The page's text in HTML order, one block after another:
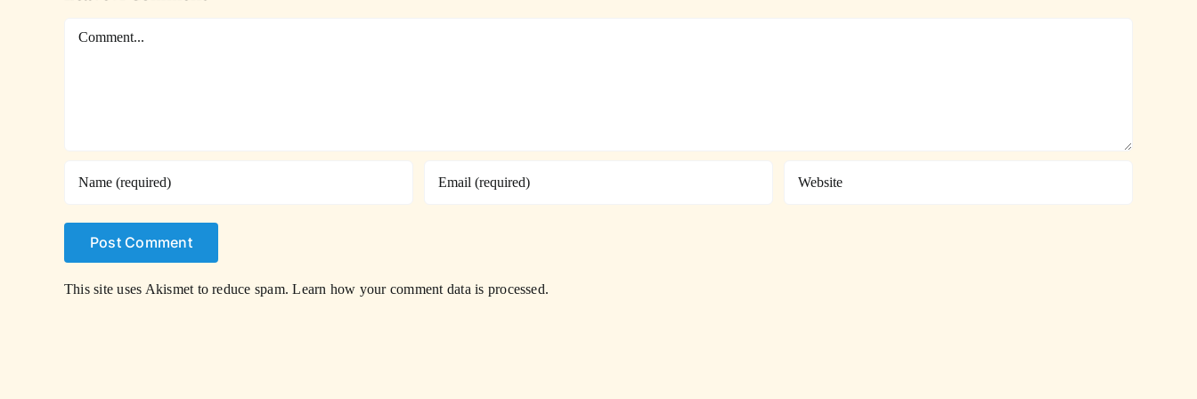
Comment
This site uses Akismet to reduce spam.Learn how your comment data is processed.